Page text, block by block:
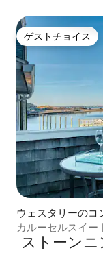
ゲストチョイス
ゲストチョイス
ウェスタリーのコ
カルーセルスイー
ストーン